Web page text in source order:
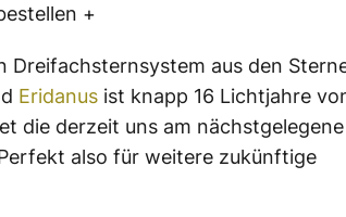
+
Dreifachsternsystem aus den
Eridanus ist knapp 16 Lichtjahre
die derzeit uns am nächstgelegene
also für weitere zukünftige